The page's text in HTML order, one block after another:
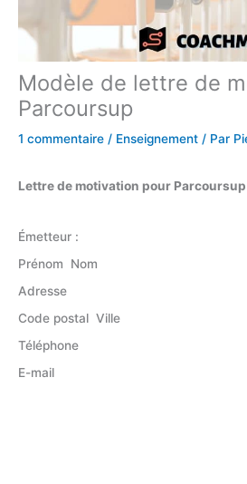
Modèle de lettre de
Parcoursup
1 commentaire / Enseignement / Par
Lettre de motivation pour Parcoursup
Émetteur :
Prénom Nom
Adresse
Code postal Ville
Téléphone
E-mail